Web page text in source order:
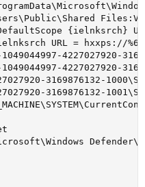
DefaultScope {ielnksrch}
URL = hxxps://
4227027920-
4227027920-
3169876132-
3169876132-